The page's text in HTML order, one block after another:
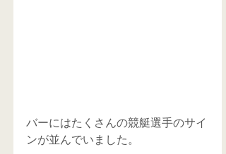
バーにはたくさんの競艇選手のサイ
ンが並んでいました。